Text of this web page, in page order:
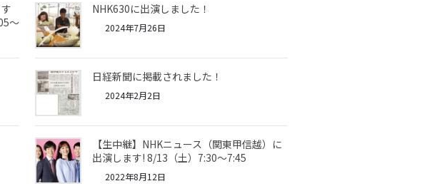
～
NHK630に出演しました！
2024年7月26日
日経新聞に掲載されました！
2024年2月2日
【生中継】NHKニュース（関東甲信越）に
出演します! 8/13（土）7:30～7:45
2022年8月12日